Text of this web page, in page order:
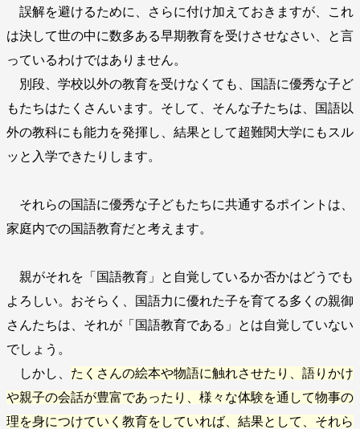
誤解を避けるために、さらに付け加えておきますが、これ
は決して世の中に数多ある早期教育を受けさせなさい、と言
っているわけではありません。
別段、学校以外の教育を受けなくても、国語に優秀な子ど
もたちはたくさんいます。そして、そんな子たちは、国語以
外の教科にも能力を発揮し、結果として超難関大学にもスル
ッと入学できたりします。
それらの国語に優秀な子どもたちに共通するポイントは、
家庭内での国語教育だと考えます。
親がそれを「国語教育」と自覚しているか否かはどうでも
よろしい。おそらく、国語力に優れた子を育てる多くの親御
さんたちは、それが「国語教育である」とは自覚していない
でしょう。
しかし、 たくさんの絵本や物語に触れさせたり、語りかけ
や親子の会話が豊富であったり、様々な体験を通して物事の
理を身につけていく教育をしていれば、結果として、それら